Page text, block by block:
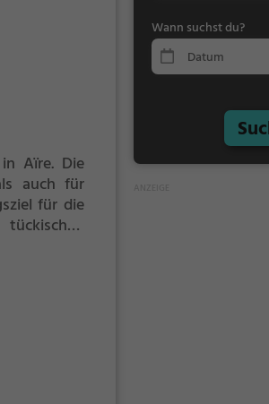
Aïre. Die
auch für
für die
mit den
Wann suchst du?